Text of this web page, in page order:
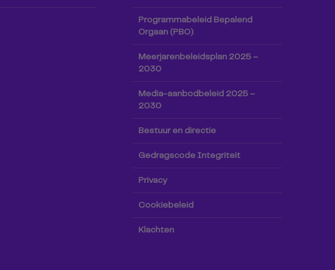
Programmabeleid Bepalend
Orgaan (PBO)
Meerjarenbeleidsplan 2025 –
2030
Media-aanbodbeleid 2025 –
2030
Bestuur en directie
Gedragscode Integriteit
Privacy
Cookiebeleid
Klachten